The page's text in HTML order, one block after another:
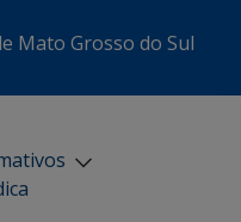
Mato Grosso do Sul